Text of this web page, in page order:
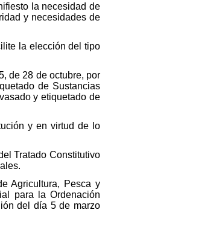
la necesidad de
y necesidades de
la elección del tipo
de 28 de octubre, por
de Sustancias
y etiquetado de
y en virtud de lo
Tratado Constitutivo
Agricultura, Pesca y
para la Ordenación
del día 5 de marzo